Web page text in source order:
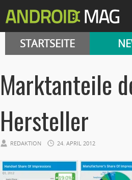
STARTSEITE
Marktanteile
Hersteller
REDAKTION 24. APRIL 2012